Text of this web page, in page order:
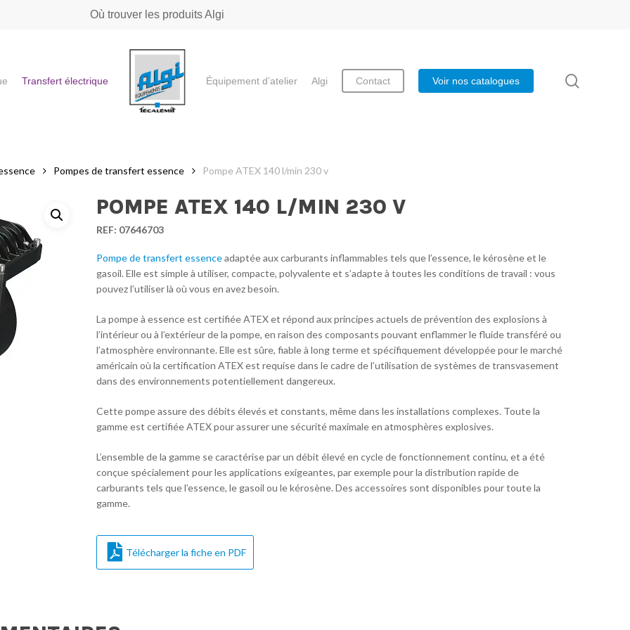
Où trouver les produits Algi
Transfert électrique Équipement d’atelier Algi Contact Voir nos catalogues
Pompes de transfert essence Pompe ATEX 140 l/min 230 v
POMPE ATEX 140 L/MIN 230 V
REF: 07646703
Pompe de transfert essenceadaptée aux carburants inflammables tels que l’essence, le kérosène et le
gasoil. Elle est simple à utiliser, compacte, polyvalente et s’adapte à toutes les conditions de travail : vous
pouvez l’utiliser là où vous en avez besoin.
La pompe à essence est certifiée ATEX et répond aux principes actuels de prévention des explosions à
l’intérieur ou à l’extérieur de la pompe, en raison des composants pouvant enflammer le fluide transféré ou
l’atmosphère environnante. Elle est sûre, fiable à long terme et spécifiquement développée pour le marché
américain où la certification ATEX est requise dans le cadre de l’utilisation de systèmes de transvasement
dans des environnements potentiellement dangereux.
Cette pompe assure des débits élevés et constants, même dans les installations complexes. Toute la
gamme est certifiée ATEX pour assurer une sécurité maximale en atmosphères explosives.
L’ensemble de la gamme se caractérise par un débit élevé en cycle de fonctionnement continu, et a été
conçue spécialement pour les applications exigeantes, par exemple pour la distribution rapide de
carburants tels que l’essence, le gasoil ou le kérosène. Des accessoires sont disponibles pour toute la
gamme.
Télécharger la fiche en PDF